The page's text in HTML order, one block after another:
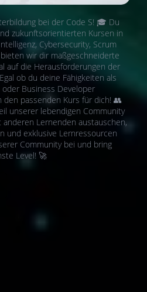
bei der Code S! 🎓 Du
zukunftsorientierten Kursen in
Cybersecurity, Scrum
wir dir maßgeschneiderte
auf die Herausforderungen der
ob du deine Fähigkeiten als
Business Developer
passenden Kurs für dich! 👥
unserer lebendigen Community
Lernenden austauschen,
und exklusive Lernressourcen
Community bei und bring
Level! 🚀